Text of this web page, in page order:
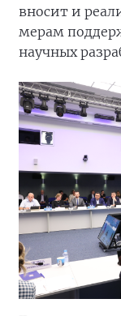
вносит и
мерам
научных